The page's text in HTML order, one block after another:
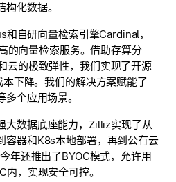
化数据。
自研向量检索引擎Cardinal，
的向量检索服务。借助存算分
云的极致弹性，我们实现了开源
下降。我们的解决方案赋能了
个应用场景。
大数据底座能力，Zilliz实现了从
容器和K8s本地部署，再到公有云
年还推出了BYOC模式，允许用
，实现安全可控。